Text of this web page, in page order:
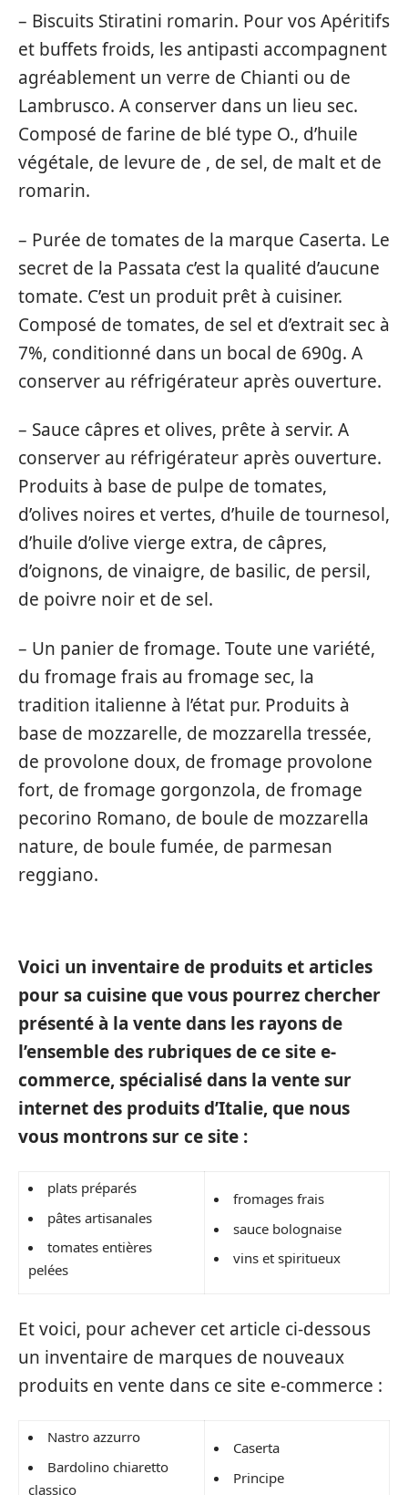
– Biscuits Stiratini romarin. Pour vos Apéritifs
et buffets froids, les antipasti accompagnent
agréablement un verre de Chianti ou de
Lambrusco. A conserver dans un lieu sec.
Composé de farine de blé type O., d’huile
végétale, de levure de , de sel, de malt et de
romarin.
– Purée de tomates de la marque Caserta. Le
secret de la Passata c’est la qualité d’aucune
tomate. C’est un produit prêt à cuisiner.
Composé de tomates, de sel et d’extrait sec à
7%, conditionné dans un bocal de 690g. A
conserver au réfrigérateur après ouverture.
– Sauce câpres et olives, prête à servir. A
conserver au réfrigérateur après ouverture.
Produits à base de pulpe de tomates,
d’olives noires et vertes, d’huile de tournesol,
d’huile d’olive vierge extra, de câpres,
d’oignons, de vinaigre, de basilic, de persil,
de poivre noir et de sel.
– Un panier de fromage. Toute une variété,
du fromage frais au fromage sec, la
tradition italienne à l’état pur. Produits à
base de mozzarelle, de mozzarella tressée,
de provolone doux, de fromage provolone
fort, de fromage gorgonzola, de fromage
pecorino Romano, de boule de mozzarella
nature, de boule fumée, de parmesan
reggiano.
Voici un inventaire de produits et articles
pour sa cuisine que vous pourrez chercher
présenté à la vente dans les rayons de
l’ensemble des rubriques de ce site e-
commerce, spécialisé dans la vente sur
internet des produits d’Italie, que nous
vous montrons sur ce site :
plats préparés
pâtes artisanales
tomates entières
pelées
fromages frais
sauce bolognaise
vins et spiritueux
Et voici, pour achever cet article ci-dessous
un inventaire de marques de nouveaux
produits en vente dans ce site e-commerce :
Nastro azzurro
Bardolino chiaretto
classico
Caserta
Principe